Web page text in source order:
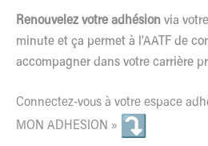
Renouvelez votre adhésion via
minute et ça permet à l’AATF de
accompagner dans votre carrière
Connectez-vous à votre espace
MON ADHESION »